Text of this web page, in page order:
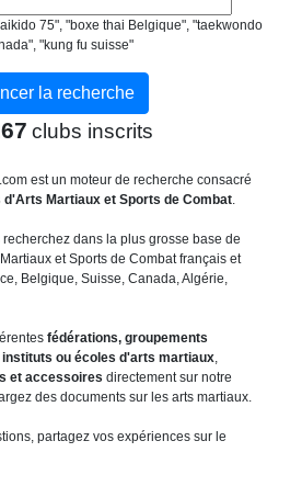
75", "boxe thai Belgique", "taekwondo
"kung fu suisse"
clubs inscrits
.com est un moteur de recherche consacré
d'Arts Martiaux et Sports de Combat.
dans la plus grosse base de
et Sports de Combat français et
Belgique, Suisse, Canada, Algérie,
fédérations, groupements
ou écoles d'arts martiaux,
et accessoires directement sur notre
des documents sur les arts martiaux.
partagez vos expériences sur le